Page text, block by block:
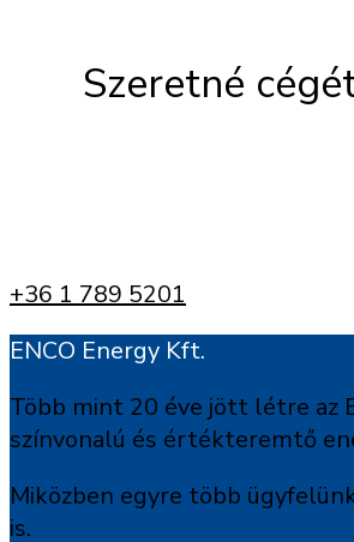
Szeretné
+36 1 789 5201
ENCO Energy Kft.
Több mint 20 éve jött létre az
színvonalú és értékteremtő
Miközben egyre több
is.